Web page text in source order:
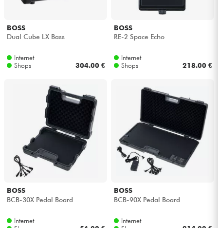
BOSS
Dual Cube LX Bass
Internet
Shops
304.00 €
BOSS
RE-2 Space Echo
Internet
Shops
218.00 €
BOSS
BCB-30X Pedal Board
Internet
BOSS
BCB-90X Pedal Board
Internet